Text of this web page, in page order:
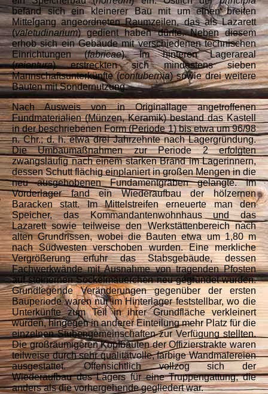
befand sich ein kleinerer Bau mit um einen breiten
Mittelgang angeordneten Raumzeilen, das als Lazarett
(valetudinarium) gedient haben dürfte. Neben diesem
erhob sich ein Gebäude mit verschiedenen technischen
Einrichtungen (fabricae). Im hinteren Lagerareal
(reientura) erstreckten sich mindestens sieben
Mannschaftsunterkünfte (contubernia) sowie drei weitere
Bauten mit Sondernutzung.
Nach Ausweis von in Originallage angetroffenen
Fundmaterialien (Münzen, Keramik) bestand das Kastell
in der beschriebenen Form (Periode 1) bis etwa um 96/98
n. Chr.; d. h. etwa drei Jahrzehnte nach Lagergründung.
Die Umbaumaßnahmen zur Periode 2 erfolgten
zwangsläufig nach einem starken Brand im Lagerinnern,
dessen Schutt flächig einplaniert in großen Mengen in die
neu ausgehobenen Fundamentgräben gelangte. Im
Vorderlager fand ein Wiederaufbau der hölzernen
Baracken statt. Im Mittelstreifen erneuerte man den
Speicher, das Kommandantenwohnhaus und das
Lazarett sowie teilweise den Werkstättenbereich nach
alten Grundrissen, wobei die Bauten etwa um 1,80 m
nach Südwesten verschoben wurden. Eine merkliche
Vergrößerung erfuhr das Stabsgebäude, dessen
Fachwerkwände mit Ausnahme von tragenden Pfosten
auf steinernen Sockelmäuerchen neu gegründet wurden.
Grundlegende Veränderungen gegenüber der ersten
Bauperiode waren nur im Hinterlager feststellbar, wo die
Unterkünfte zum Teil in ihrer Grundfläche verkleinert
wurden, hingegen in anderer Einteilung mehr Platz für die
einzelnen Stubengemeinschaften zur Verfügung stellten.
Die großräumigeren Kopfbauten der Offizierstrakte waren
teilweise durch sehr qualitätvolle, farbige Wandmalereien
ausgestattet. Offensichtlich vollzog sich der
Wiederaufbau des Lagers für eine Truppengattung, die
anders als die vorhergehende gegliedert war.